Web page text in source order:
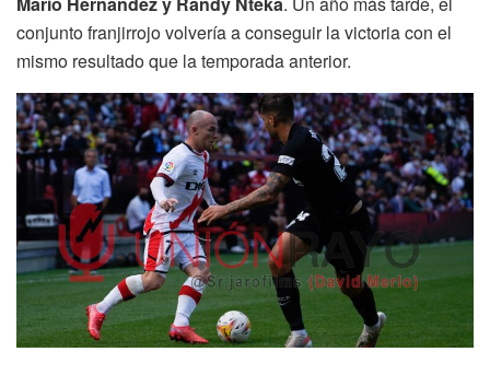
conjunto franjirrojo volvería a conseguir la victoria con el
mismo resultado que la temporada anterior.